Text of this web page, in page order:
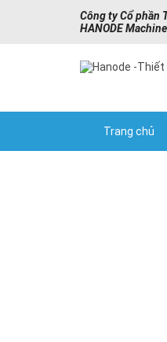
Công ty Cổ phần
HANODE
Trang chủ